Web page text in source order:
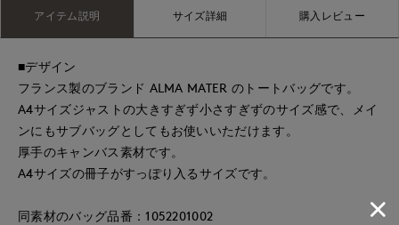
アイテム説明 サイズ詳細 購入レビュー
■デザイン
フランス製のブランド ALMA MATER のトートバッグです。
A4サイズジャストの大きすぎず小さすぎずのサイズ感で、メイ
ンにもサブバッグとしてもお使いいただけます。
厚手のキャンバス素材です。
A4サイズの冊子がすっぽり入るサイズです。
同素材のバッグ品番：1052201002